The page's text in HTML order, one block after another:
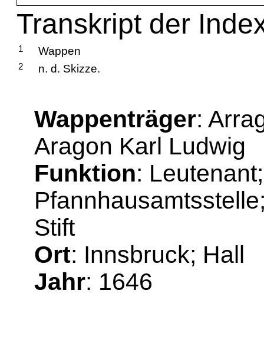
Transkript der
1 Wappen
2 n. d. Skizze.
Wappenträger:
Aragon Karl Ludwig
Funktion:
Stift
Ort: Innsbruck; Hall
Jahr: 1646